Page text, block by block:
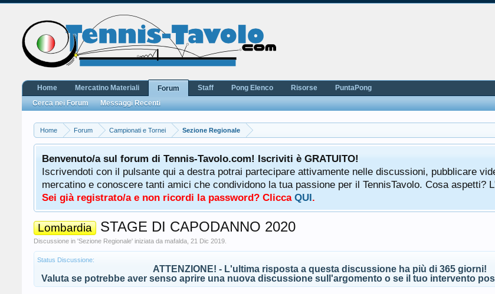
Home Forum Campionati e Tornei Sezione Regionale
Benvenuto/a sul forum di Tennis-Tavolo.com! Iscriviti è GRATUITO!
Iscrivendoti con il pulsante qui a destra potrai partecipare attivamente nelle discussioni, pubblicare
mercatino e conoscere tanti amici che condividono la tua passione per il TennisTavolo. Cosa aspetti?
Sei già registrato/a e non ricordi la password? Clicca QUI.
Lombardia STAGE DI CAPODANNO 2020
Discussione in 'Sezione Regionale' iniziata da mafalda 21 Dic 2019
Status Discussione:
ATTENZIONE! - L'ultima risposta a questa discussione ha più di 365 giorni!
Valuta se potrebbe aver senso aprire una nuova discussione sull'argomento o se il tuo intervento
Home Mercatino Materiali
Forum
Cerca nei Forum
Messaggi Recenti
Staff Pong Elenco Risorse PuntaPong